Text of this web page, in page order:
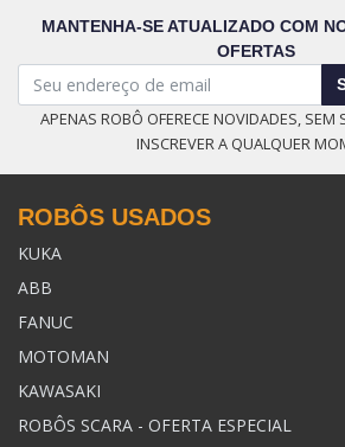
MANTENHA-SE ATUALIZADO COM
OFERTAS
APENAS ROBÔ OFERECE NOVIDADES, SEM
INSCREVER A QUALQUER
ROBÔS USADOS
KUKA
ABB
FANUC
MOTOMAN
KAWASAKI
ROBÔS SCARA - OFERTA ESPECIAL